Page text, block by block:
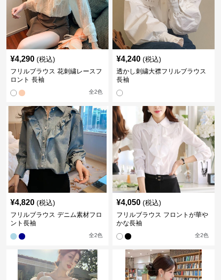
¥4,290 (税込)
フリルブラウス 花刺繍レースフ
ロント 長袖
全2色
¥4,240 (税込)
透かし刺繍大襟フリルブラウス
長袖
¥4,820 (税込)
フリルブラウス デニム素材フロ
ント長袖
全2色
¥4,050 (税込)
フリルブラウス フロントが華や
かな長袖
全2色